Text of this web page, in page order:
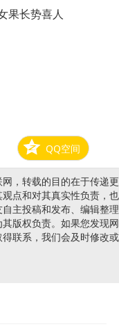
果长势喜人
QQ空间
，转载的目的在于传递更
点和对其真实性负责，也
主投稿和发布、编辑整理
版权负责。如果您发现网
联系，我们会及时修改或